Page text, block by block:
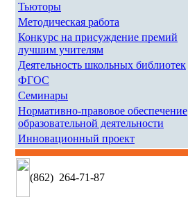
Тьюторы
Методическая работа
Конкурс на присуждение премий
лучшим учителям
Деятельность школьных библиотек
ФГОС
Семинары
Нормативно-правовое обеспечение
образовательной деятельности
Инновационный проект
(862) 264-71-87